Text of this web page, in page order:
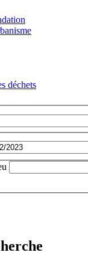
déchets